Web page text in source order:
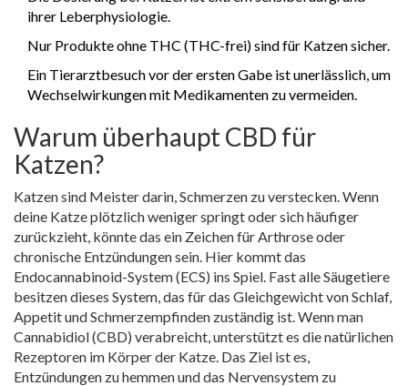
ihrer Leberphysiologie.
Nur Produkte ohne THC (THC-frei) sind für Katzen sicher.
Ein Tierarztbesuch vor der ersten Gabe ist unerlässlich, um
Wechselwirkungen mit Medikamenten zu vermeiden.
Warum überhaupt CBD für
Katzen?
Katzen sind Meister darin, Schmerzen zu verstecken. Wenn
deine Katze plötzlich weniger springt oder sich häufiger
zurückzieht, könnte das ein Zeichen für Arthrose oder
chronische Entzündungen sein. Hier kommt das
Endocannabinoid-System (ECS) ins Spiel. Fast alle Säugetiere
besitzen dieses System, das für das Gleichgewicht von Schlaf,
Appetit und Schmerzempfinden zuständig ist. Wenn man
Cannabidiol(CBD) verabreicht, unterstützt es die natürlichen
Rezeptoren im Körper der Katze. Das Ziel ist es,
Entzündungen zu hemmen und das Nervensystem zu